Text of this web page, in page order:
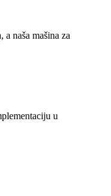
naša mašina za
u